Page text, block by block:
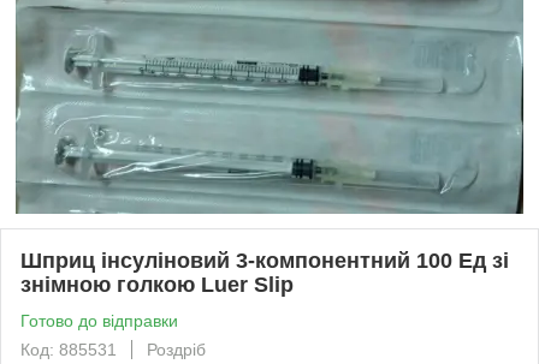
Шприц інсуліновий 3-компонентний 100 Ед зі
знімною голкою Luer Slip
Готово до відправки
Код: 885531
Роздріб